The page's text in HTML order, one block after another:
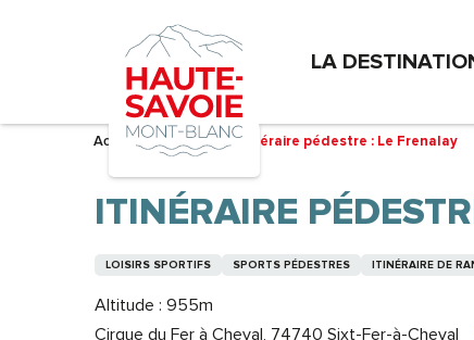
LA
Accueil – Je prépare Itinéraire pédestre : Le Frenalay
ITINÉRAIRE
LOISIRS SPORTIFS SPORTS PÉDESTRES ITINÉRAIRE DE
Altitude : 955m
Cirque du Fer à Cheval, 74740 Sixt-Fer-à-Cheval